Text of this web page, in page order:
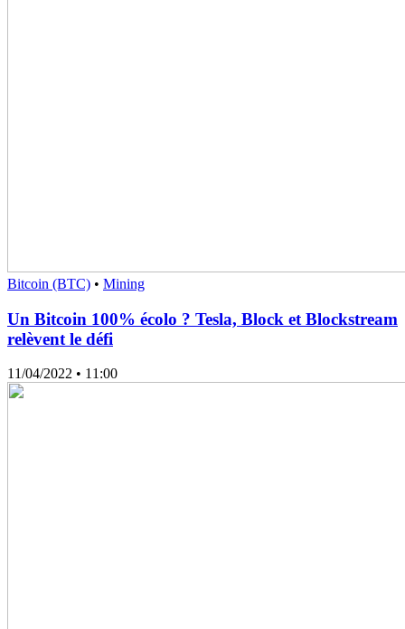
Bitcoin (BTC) • Mining
Un Bitcoin 100% écolo ? Tesla, Block et Blockstream
relèvent le défi
11/04/2022 • 11:00